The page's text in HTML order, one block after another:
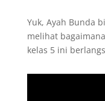
Yuk, Ayah Bunda
melihat
kelas 5 ini